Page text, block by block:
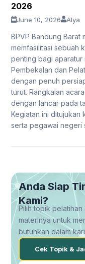
2026
June 10, 2026 Alya
BPVP Bandung Barat
memfasilitasi sebuah
penting bagi
Pembekalan dan
dengan penuh
turut. Rangkaian
dengan lancar pada
Kegiatan ini ditujukan
serta pegawai negeri
Anda Siap
Kami?
Pilih topik
materinya untuk
butuhkan dalam
Cek Topik &